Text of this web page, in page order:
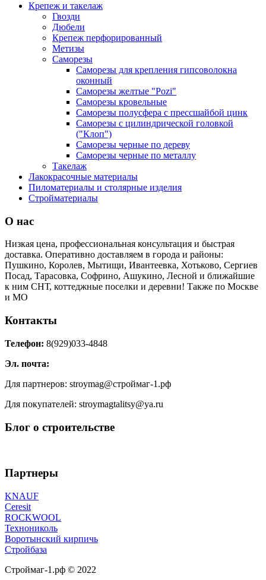
Крепеж и такелаж
Гвозди
Дюбели
Крепеж перфорированный
Метизы
Саморезы
Саморезы для крепления гипсоволокна
оконный
Саморезы желтые "Pozi"
Саморезы кровельные
Саморезы полусфера с прессшайбой цинк
Саморезы с цилиндрической головкой
("Клоп")
Саморезы черные по дереву
Саморезы черные по металлу
Такелаж
Лакокрасочные материалы
Пиломатериалы и столярные изделия
Стройматериалы
О нас
Низкая цена, профессиональная консультация и быстрая
доставка. Оперативно доставляем в города и районы:
Пушкино, Королев, Мытищи, Ивантеевка, Хотьково, Сергиев
Посад, Тарасовка, Софрино, Ашукино, Лесной и ближайшие
к ним СНТ, коттеджные поселки и деревни! Также по Москве
и МО
Контакты
Телефон: 8(929)033-4848
Эл. почта:
Для партнеров: stroymag@строймаг-1.рф
Для покупателей: stroymagtalitsy@ya.ru
Блог о строительстве
Партнеры
KNAUF
Ceresit
ROCKWOOL
Технониколь
Воротынский кирпичь
Стройбаза
Строймаг-1.рф © 2022